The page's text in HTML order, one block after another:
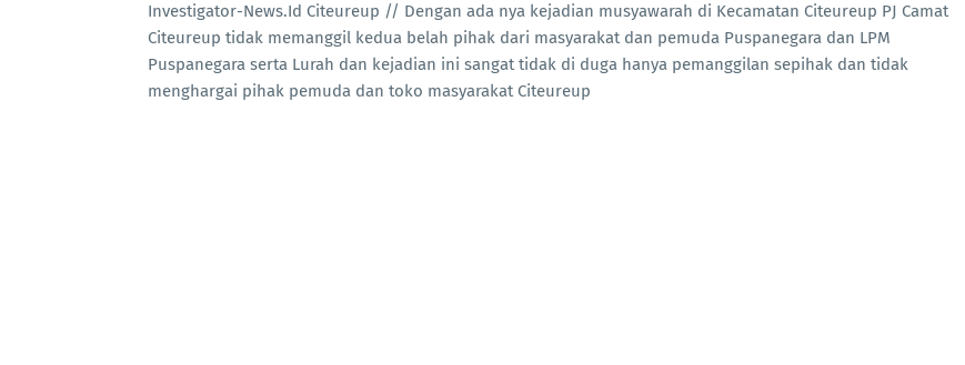
Investigator-News.Id Citeureup // Dengan ada nya kejadian musyawarah di Kecamatan Citeureup PJ Camat
Citeureup tidak memanggil kedua belah pihak dari masyarakat dan pemuda Puspanegara dan LPM
Puspanegara serta Lurah dan kejadian ini sangat tidak di duga hanya pemanggilan sepihak dan tidak
menghargai pihak pemuda dan toko masyarakat Citeureup